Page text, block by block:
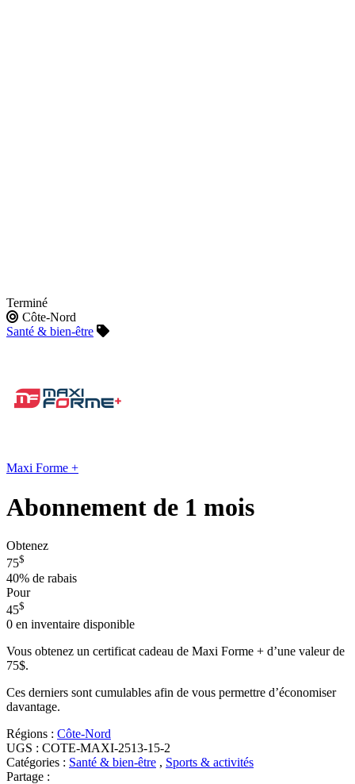
Terminé
Côte-Nord
Santé & bien-être
Maxi Forme +
Abonnement de 1 mois
Obtenez
75$
40% de rabais
Pour
45$
0 en inventaire disponible
Vous obtenez un certificat cadeau de Maxi Forme + d’une valeur de
75$.
Ces derniers sont cumulables afin de vous permettre d’économiser
davantage.
Régions : Côte-Nord
UGS : COTE-MAXI-2513-15-2
Catégories : Santé & bien-être , Sports & activités
Partage :